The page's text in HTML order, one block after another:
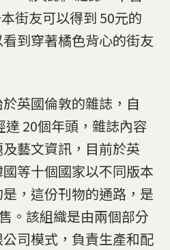
街友可以得到 50元的
到穿著橘色背心的街友
於英國倫敦的雜誌，自
20個年頭，雜誌內容
藝文資訊，目前於英
等十個國家以不同版本
，這份刊物的通路，是
。該組織是由兩個部分
司模式，負責生產和配